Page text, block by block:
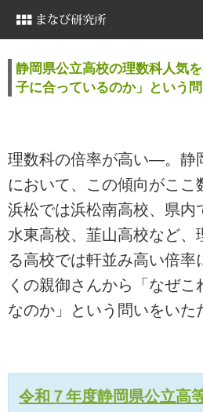
静岡県公立高校の理数科人気
子に合っているのか」という
理数科の倍率が高い—。静
において、この傾向がここ
浜松では浜松南高校、県内
水東高校、韮山高校など、
る高校では軒並み高い倍率
くの親御さんから「なぜ
なのか」という問いをいた
令和７年度静岡県公立高